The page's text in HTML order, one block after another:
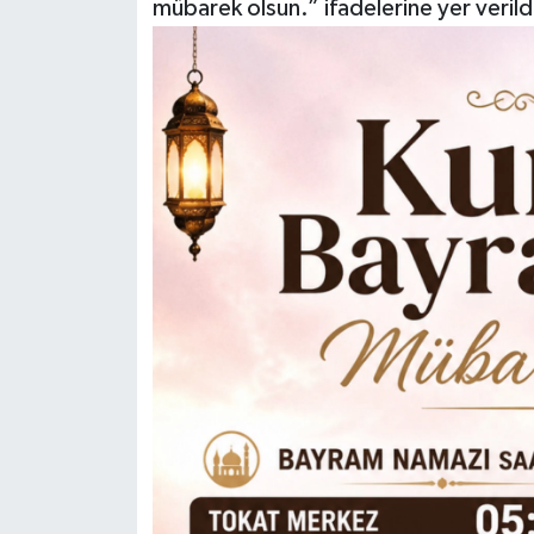
mübarek olsun.” ifadelerine yer